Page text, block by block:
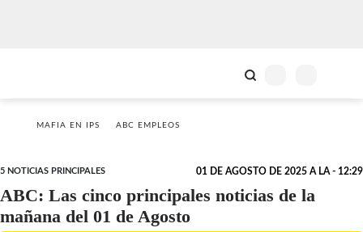
MAFIA EN IPS ABC EMPLEOS
5 NOTICIAS PRINCIPALES 01 DE AGOSTO DE 2025 A LA - 12:29
ABC: Las cinco principales noticias de la
mañana del 01 de Agosto